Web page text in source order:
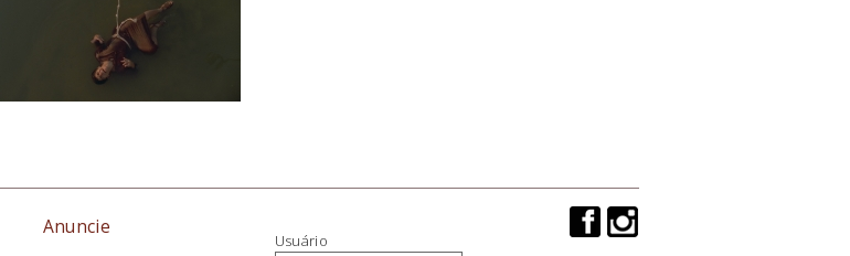
Anuncie
Usuário